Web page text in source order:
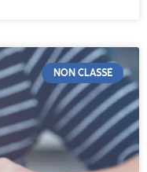
NON CLASSÉ